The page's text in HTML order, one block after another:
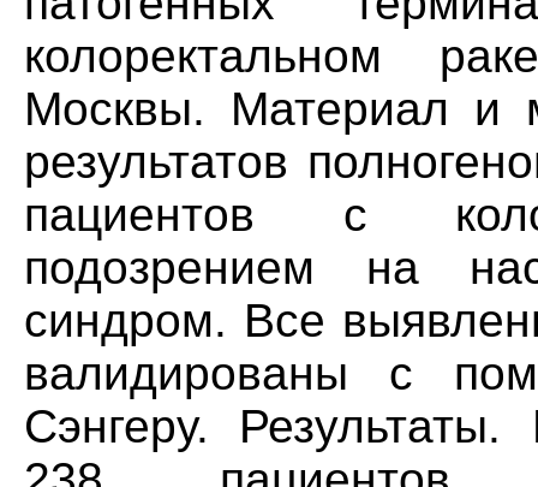
колоректальном
Москвы. Материал и
результатов
пациентов с
подозрением на
синдром. Bce
валидированы с
Сэнгеру.